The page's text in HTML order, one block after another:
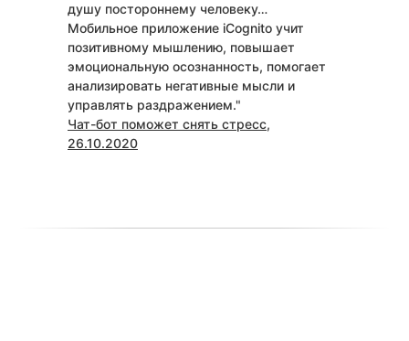
душу постороннему человеку…
Мобильное приложение iCognito учит
позитивному мышлению, повышает
эмоциональную осознанность, помогает
анализировать негативные мысли и
управлять раздражением."
Чат-бот поможет снять стресс,
26.10.2020